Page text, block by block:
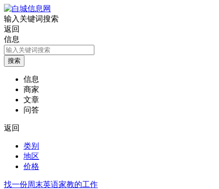
输入关键词搜索
返回
信息
信息
商家
文章
问答
返回
类别
地区
价格
找一份周末英语家教的工作